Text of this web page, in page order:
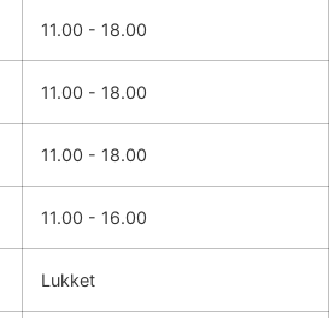
11.00 - 18.00
11.00 - 18.00
11.00 - 18.00
11.00 - 16.00
Lukket